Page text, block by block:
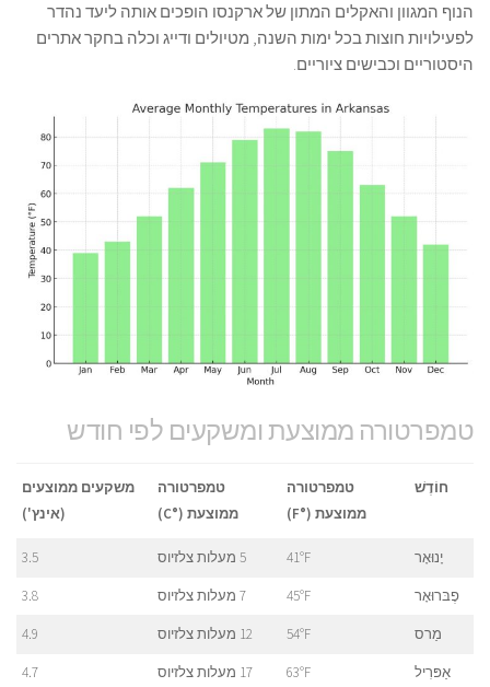
הנוף המגוון והאקלים המתון של ארקנסו הופכים אותה ליעד נהדר
לפעילויות חוצות בכל ימות השנה, מטיולים ודייג וכלה בחקר אתרים
היסטוריים וכבישים ציוריים.
טמפרטורה ממוצעת ומשקעים לפי חודש
חוֹדֶשׁ
טמפרטורה
ממוצעת (°F)
טמפרטורה
ממוצעת (°C)
משקעים ממוצעים
(אינץ')
יָנוּאָר 41°F 5 מעלות צלזיוס 3.5
פֶבּרוּאָר 45°F 7 מעלות צלזיוס 3.8
מַרס 54°F 12 מעלות צלזיוס 4.9
אַפּרִיל 63°F 17 מעלות צלזיוס 4.7